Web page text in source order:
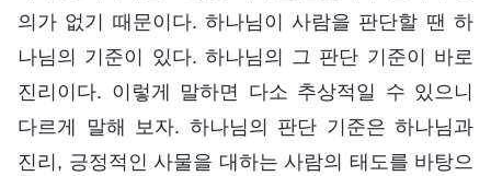
의가 없기 때문이다. 하나님이 사람을 판단할 땐 하
나님의 기준이 있다. 하나님의 그 판단 기준이 바로
진리이다. 이렇게 말하면 다소 추상적일 수 있으니
다르게 말해 보자. 하나님의 판단 기준은 하나님과
진리, 긍정적인 사물을 대하는 사람의 태도를 바탕으